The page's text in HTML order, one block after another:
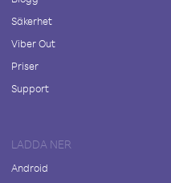
Säkerhet
Viber Out
Priser
Support
LADDA NER
Android